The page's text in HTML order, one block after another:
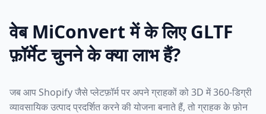
वेब MiConvert में के लिए GLTF
फ़ॉर्मेट चुनने के क्या लाभ हैं?
जब आप Shopify जैसे प्लेटफ़ॉर्म पर अपने ग्राहकों को 3D में 360-डिग्री
व्यावसायिक उत्पाद प्रदर्शित करने की योजना बनाते हैं, तो ग्राहक के फ़ोन